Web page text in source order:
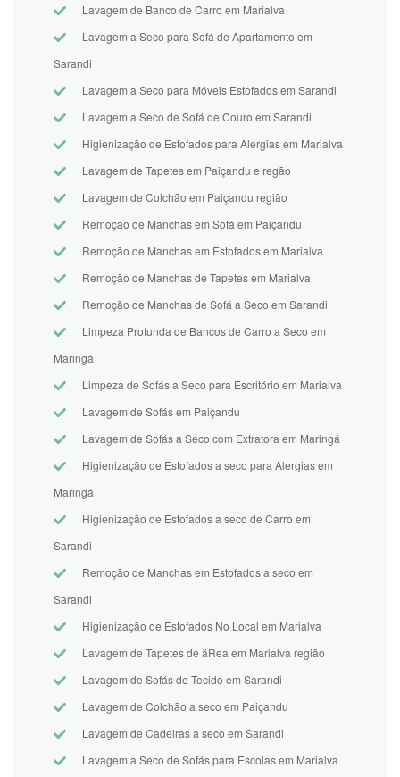
Lavagem de Banco de Carro em Marialva
Lavagem a Seco para Sofá de Apartamento em
Sarandi
Lavagem a Seco para Móveis Estofados em Sarandi
Lavagem a Seco de Sofá de Couro em Sarandi
Higienização de Estofados para Alergias em Marialva
Lavagem de Tapetes em Paiçandu e regão
Lavagem de Colchão em Paiçandu região
Remoção de Manchas em Sofá em Paiçandu
Remoção de Manchas em Estofados em Marialva
Remoção de Manchas de Tapetes em Marialva
Remoção de Manchas de Sofá a Seco em Sarandi
Limpeza Profunda de Bancos de Carro a Seco em
Maringá
Limpeza de Sofás a Seco para Escritório em Marialva
Lavagem de Sofás em Paiçandu
Lavagem de Sofás a Seco com Extratora em Maringá
Higienização de Estofados a seco para Alergias em
Maringá
Higienização de Estofados a seco de Carro em
Sarandi
Remoção de Manchas em Estofados a seco em
Sarandi
Higienização de Estofados No Local em Marialva
Lavagem de Tapetes de áRea em Marialva região
Lavagem de Sofás de Tecido em Sarandi
Lavagem de Colchão a seco em Paiçandu
Lavagem de Cadeiras a seco em Sarandi
Lavagem a Seco de Sofás para Escolas em Marialva